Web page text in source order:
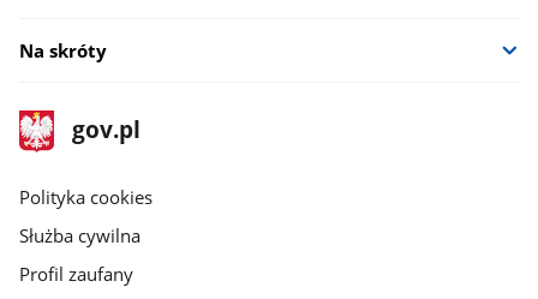
Na skróty
stopka
gov.pl
Strona
gov.pl
gov.pl
Polityka cookies
Służba cywilna
Profil zaufany